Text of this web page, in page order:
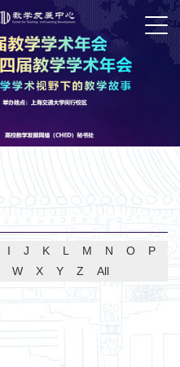
I J K L M N O
P
W X Y Z All